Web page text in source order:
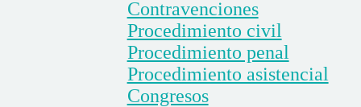
Contravenciones
Procedimiento civil
Procedimiento penal
Procedimiento asistencial
Congresos